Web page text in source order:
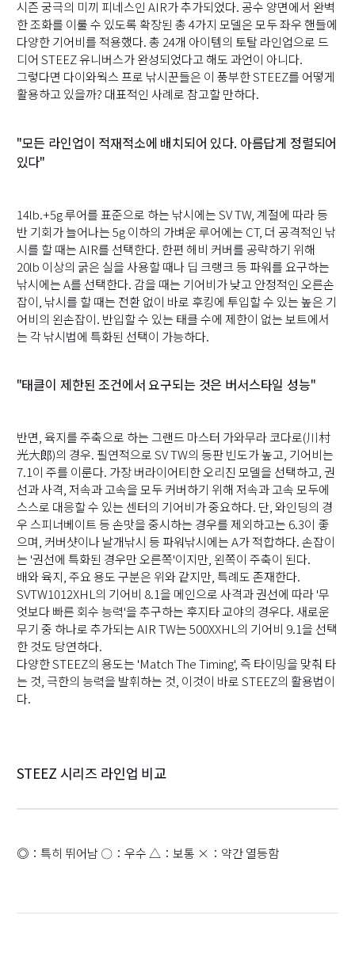
시즌 궁극의 미끼 피네스인 AIR가 추가되었다. 공수 양면에서 완벽
한 조화를 이룰 수 있도록 확장된 총 4가지 모델은 모두 좌우 핸들에
다양한 기어비를 적용했다. 총 24개 아이템의 토탈 라인업으로 드
디어 STEEZ 유니버스가 완성되었다고 해도 과언이 아니다.
그렇다면 다이와웍스 프로 낚시꾼들은 이 풍부한 STEEZ를 어떻게
활용하고 있을까? 대표적인 사례로 참고할 만하다.
"모든 라인업이 적재적소에 배치되어 있다. 아름답게 정렬되어
있다"
14lb.+5g 루어를 표준으로 하는 낚시에는 SV TW, 계절에 따라 등
반 기회가 늘어나는 5g 이하의 가벼운 루어에는 CT, 더 공격적인 낚
시를 할 때는 AIR를 선택한다. 한편 헤비 커버를 공략하기 위해
20lb 이상의 굵은 실을 사용할 때나 딥 크랭크 등 파워를 요구하는
낚시에는 A를 선택한다. 감을 때는 기어비가 낮고 안정적인 오른손
잡이, 낚시를 할 때는 전환 없이 바로 후킹에 투입할 수 있는 높은 기
어비의 왼손잡이. 반입할 수 있는 태클 수에 제한이 없는 보트에서
는 각 낚시법에 특화된 선택이 가능하다.
"태클이 제한된 조건에서 요구되는 것은 버서스타일 성능"
반면, 육지를 주축으로 하는 그랜드 마스터 가와무라 코다로(川村
光大郎)의 경우. 필연적으로 SV TW의 등판 빈도가 높고, 기어비는
7.1이 주를 이룬다. 가장 버라이어티한 오리진 모델을 선택하고, 권
선과 사격, 저속과 고속을 모두 커버하기 위해 저속과 고속 모두에
스스로 대응할 수 있는 센터의 기어비가 중요하다. 단, 와인딩의 경
우 스피너베이트 등 손맛을 중시하는 경우를 제외하고는 6.3이 좋
으며, 커버샷이나 날개낚시 등 파워낚시에는 A가 적합하다. 손잡이
는 '권선에 특화된 경우만 오른쪽'이지만, 왼쪽이 주축이 된다.
배와 육지, 주요 용도 구분은 위와 같지만, 특례도 존재한다.
SVTW1012XHL의 기어비 8.1을 메인으로 사격과 권선에 따라 '무
엇보다 빠른 회수 능력'을 추구하는 후지타 교야의 경우다. 새로운
무기 중 하나로 추가되는 AIR TW는 500XXHL의 기어비 9.1을 선택
한 것도 당연하다.
다양한 STEEZ의 용도는 'Match The Timing', 즉 타이밍을 맞춰 타
는 것, 극한의 능력을 발휘하는 것, 이것이 바로 STEEZ의 활용법이
다.
STEEZ 시리즈 라인업 비교
◎：특히 뛰어남 〇：우수 △：보통 ×：약간 열등함